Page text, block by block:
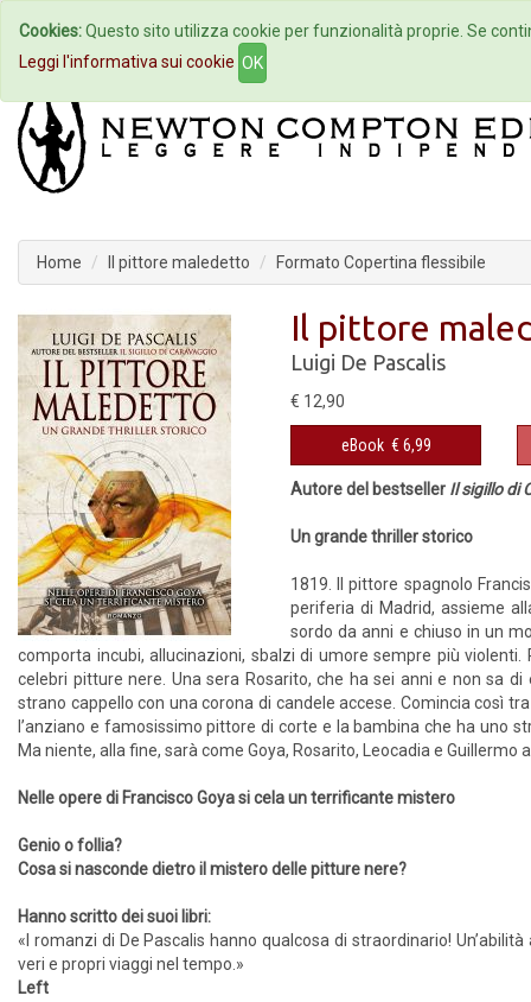
Home Autori Eventi
Home Il pittore maledetto Formato Copertina flessibile
Il pittore
Luigi De Pascalis
€ 12,90
eBook € 6,99
Autore del bestseller Il sigillo di
Un grande thriller storico
1819. Il pittore spagnolo
periferia di Madrid, assieme
sordo da anni e chiuso in un
comporta incubi, allucinazioni, sbalzi di umore sempre più
celebri pitture nere. Una sera Rosarito, che ha sei anni e non sa
strano cappello con una corona di candele accese. Comincia così
l’anziano e famosissimo pittore di corte e la bambina che ha uno
Ma niente, alla fine, sarà come Goya, Rosarito, Leocadia e Guillermo
Nelle opere di Francisco Goya si cela un terrificante mistero
Genio o follia?
Cosa si nasconde dietro il mistero delle pitture nere?
Hanno scritto dei suoi libri:
«I romanzi di De Pascalis hanno qualcosa di straordinario!
veri e propri viaggi nel tempo.»
Left
Cookies:Questo sito utilizza cookie per funzionalità proprie. Se
Leggi l'informativa sui cookie OK